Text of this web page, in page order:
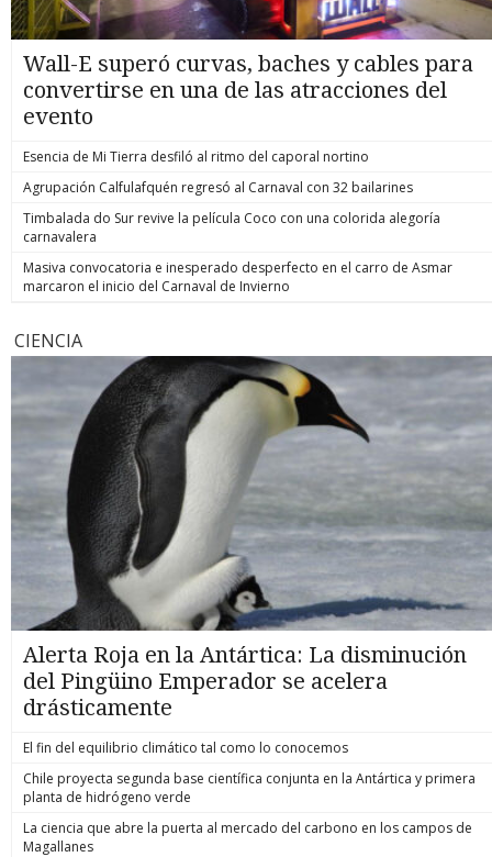
Wall-E superó curvas, baches y cables para
convertirse en una de las atracciones del
evento
Esencia de Mi Tierra desfiló al ritmo del caporal nortino
Agrupación Calfulafquén regresó al Carnaval con 32 bailarines
Timbalada do Sur revive la película Coco con una colorida alegoría
carnavalera
Masiva convocatoria e inesperado desperfecto en el carro de Asmar
marcaron el inicio del Carnaval de Invierno
CIENCIA
Alerta Roja en la Antártica: La disminución
del Pingüino Emperador se acelera
drásticamente
El fin del equilibrio climático tal como lo conocemos
Chile proyecta segunda base científica conjunta en la Antártica y primera
planta de hidrógeno verde
La ciencia que abre la puerta al mercado del carbono en los campos de
Magallanes